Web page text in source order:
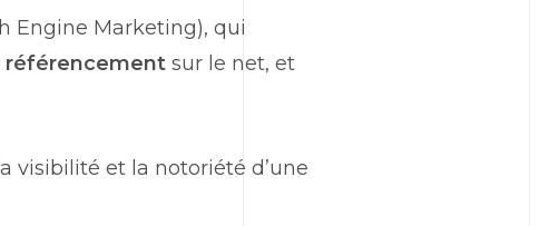
Engine Marketing), qui
référencement sur le net, et
visibilité et la notoriété d’une